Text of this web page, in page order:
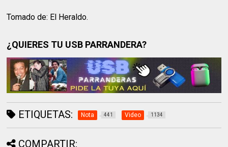
Tomado de: El Heraldo.
¿QUIERES TU USB PARRANDERA?
ETIQUETAS: Nota 441 Video 1134
COMPARTIR: